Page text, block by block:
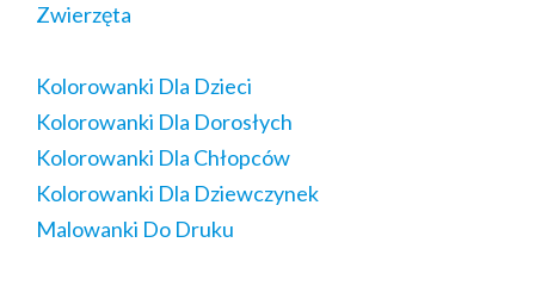
Zwierzęta
Kolorowanki Dla Dzieci
Kolorowanki Dla Dorosłych
Kolorowanki Dla Chłopców
Kolorowanki Dla Dziewczynek
Malowanki Do Druku